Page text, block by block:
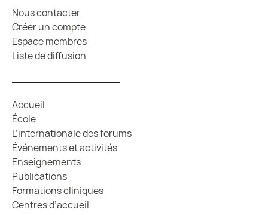
Nous contacter
Créer un compte
Espace membres
Liste de diffusion
Accueil
École
L’internationale des forums
Événements et activités
Enseignements
Publications
Formations cliniques
Centres d’accueil